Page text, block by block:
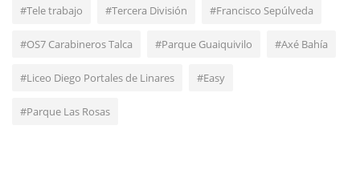
#Tele trabajo #Tercera División #Francisco Sepúlveda
#OS7 Carabineros Talca #Parque Guaiquivilo #Axé Bahía
#Liceo Diego Portales de Linares #Easy
#Parque Las Rosas